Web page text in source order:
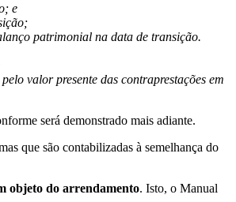
e
patrimonial na data de transição.
valor presente das contraprestações em
será demonstrado mais adiante.
que são contabilizadas à semelhança do
objeto do arrendamento. Isto, o Manual